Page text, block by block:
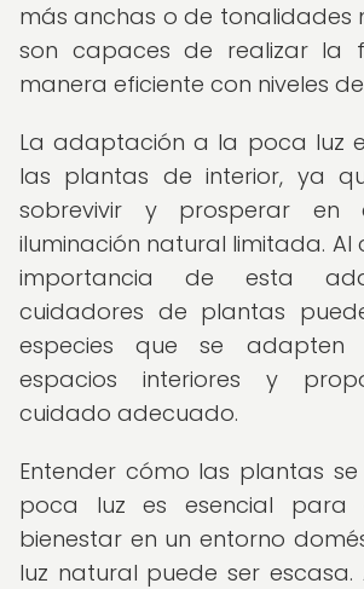
más anchas o de tonalidades
son capaces de realizar la
manera eficiente con niveles
La adaptación a la poca luz
las plantas de interior, ya
sobrevivir y prosperar en
iluminación natural limitada. Al
importancia de esta
cuidadores de plantas
especies que se
espacios interiores y
cuidado adecuado.
Entender cómo las plantas
poca luz es esencial para
bienestar en un entorno
luz natural puede ser escasa.